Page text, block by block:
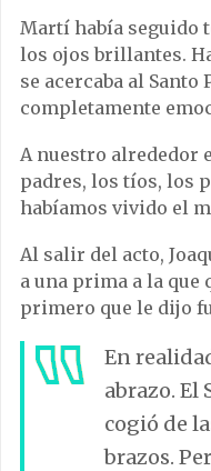
Martí había seguido
los ojos brillantes.
se acercaba al Santo
completamente
A nuestro alrededor
padres, los tíos, los
habíamos vivido el
Al salir del acto,
a una prima a la
primero que le dijo
En
abrazo. El
cogió de
brazos.